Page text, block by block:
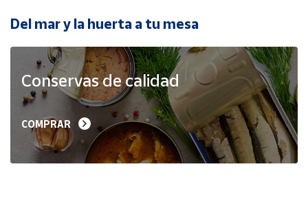
de Correos
Market
Productos
Solidarios
Ayuda
Del mar y la huerta a tu mesa
Conservas de calidad
COMPRAR